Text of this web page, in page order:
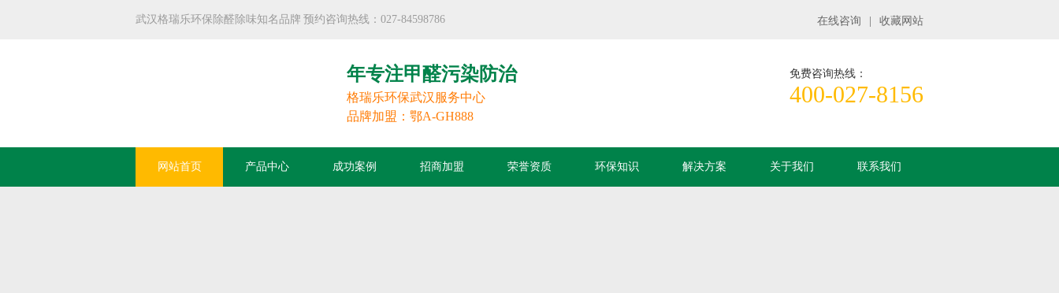
武汉格瑞乐环保除醛除味知名品牌 预约咨询热线：027-84598786 在线咨询 收藏网站
年专注甲醛污染防治
格瑞乐环保武汉服务中心
品牌加盟：鄂A-GH888
免费咨询热线：
400-027-8156
网站首页 产品中心 成功案例 招商加盟 荣誉资质 环保知识 解决方案 关于我们 联系我们